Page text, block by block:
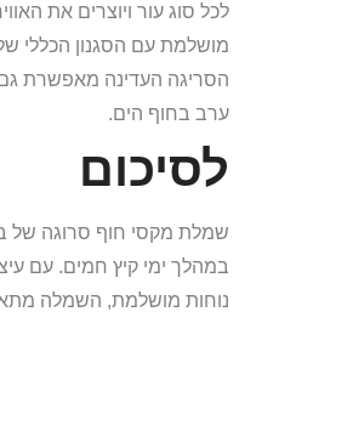
לכל סוג עור ויוצרים את
מושלמת עם הסגנון הכללי
הסריגה העדינה מאפשרת גם
ערב בחוף הים.
לסיכום
שמלת מקסי חוף סרוגה של
במהלך ימי קיץ חמים. עם
נוחות מושלמת, השמלה